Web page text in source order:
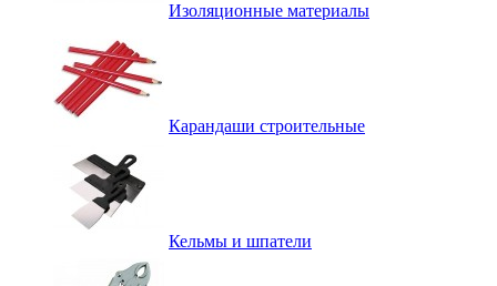
Изоляционные материалы
Карандаши строительные
Кельмы и шпатели